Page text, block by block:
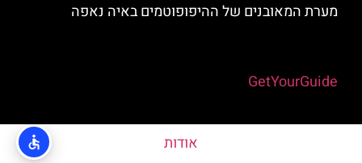
מערת המאובנים של ההיפופוטמים באיה נאפה
GetYourGuide
אודות